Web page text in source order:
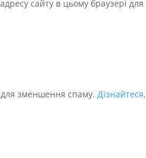
сайту в цьому браузері
для зменшення спаму.